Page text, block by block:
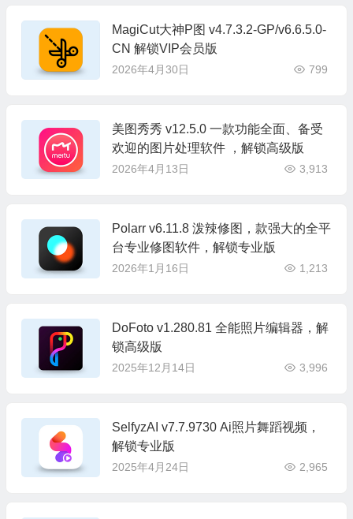
MagiCut大神P图 v4.7.3.2-GP/v6.6.5.0-
CN 解锁VIP会员版
2026年4月30日 799
美图秀秀 v12.5.0 一款功能全面、备受
欢迎的图片处理软件 ，解锁高级版
2026年4月13日 3,913
Polarr v6.11.8 泼辣修图，款强大的全平
台专业修图软件，解锁专业版
2026年1月16日 1,213
DoFoto v1.280.81 全能照片编辑器，解
锁高级版
2025年12月14日 3,996
SelfyzAI v7.7.9730 Ai照片舞蹈视频，
解锁专业版
2025年4月24日 2,965